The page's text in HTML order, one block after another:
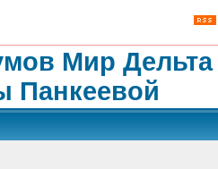
Мир
Панкеевой